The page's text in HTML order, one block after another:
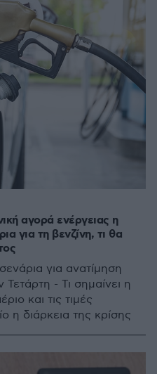
αγορά ενέργειας η
για τη βενζίνη, τι θα
για ανατίμηση
- Τι σημαίνει η
και τις τιμές
η διάρκεια της κρίσης